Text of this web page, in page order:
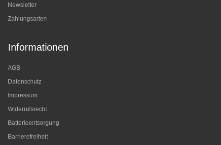
Newsletter
Zahlungsarten
Informationen
AGB
Datenschutz
Impressum
Widerrufsrecht
Batterieentsorgung
Barrierefreiheit